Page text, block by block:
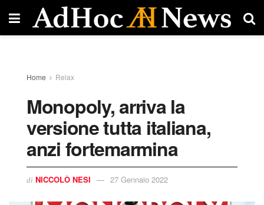
Home Relax
Monopoly, arriva la
versione tutta italiana,
anzi fortemarmina
di NICCOLÒ NESI 27 Gennaio 2022